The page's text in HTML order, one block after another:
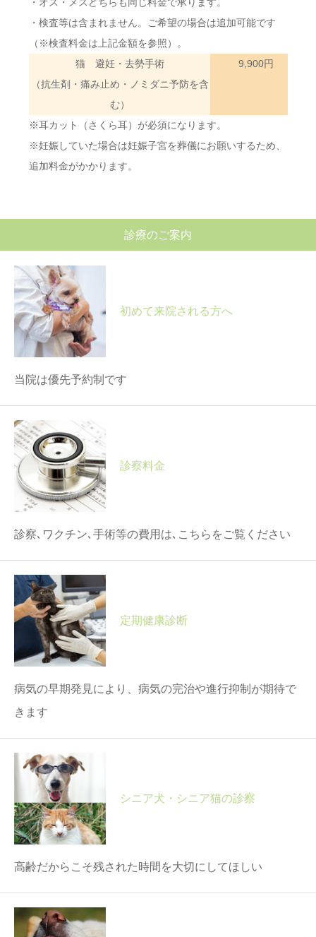
・検査等は含まれません。ご希望の場合は追加可能です
（※検査料金は上記金額を参照）。
猫 避妊・去勢手術
（抗生剤・痛み止め・ノミダニ予防を含
む）
9,900円
※耳カット（さくら耳）が必須になります。
※妊娠していた場合は妊娠子宮を葬儀にお願いするため、
追加料金がかかります。
診療のご案内
初めて来院される方へ
当院は優先予約制です
診察料金
診察､ワクチン､手術等の費用は､こちらをご覧ください
定期健康診断
病気の早期発見により、病気の完治や進行抑制が期待で
きます
シニア犬・シニア猫の診察
高齢だからこそ残された時間を大切にしてほしい